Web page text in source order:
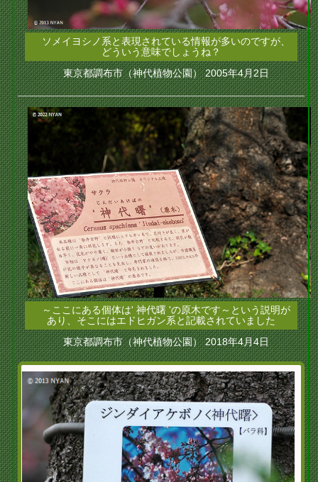
ソメイヨシノ系と表現されている情報が多いのですが、
どういう意味でしょうね？
東京都調布市（神代植物公園） 2005年4月2日
～ここにある個体は' 神代曙 'の原木です～という説明が
あり、そこにはエドヒガン系と記載されていました
東京都調布市（神代植物公園） 2018年4月4日